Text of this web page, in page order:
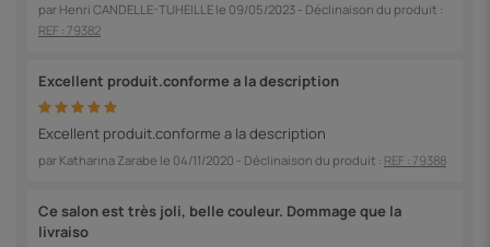
par Henri CANDELLE-TUHEILLE le 09/05/2023 - Déclinaison du produit :
REF : 79382
Excellent produit.conforme a la description
Excellent produit.conforme a la description
par Katharina Zarabe le 04/11/2020 - Déclinaison du produit : REF : 79388
Ce salon est très joli, belle couleur. Dommage que la
livraiso